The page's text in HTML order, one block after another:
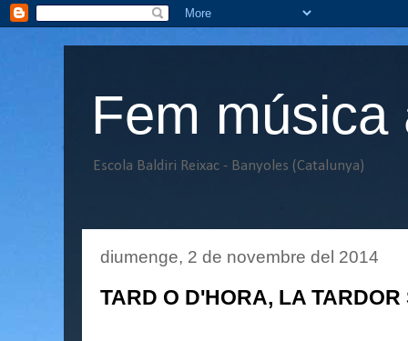
Fem música
Escola Baldiri Reixac - Banyoles (Catalunya)
diumenge, 2 de novembre del 2014
TARD O D'HORA, LA